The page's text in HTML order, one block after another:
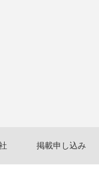
掲載申し込み